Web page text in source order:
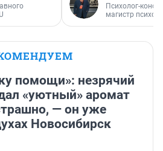
Психолог-
магистр
помощи»: незрячий
«уютный» аромат
— он уже
Новосибирск